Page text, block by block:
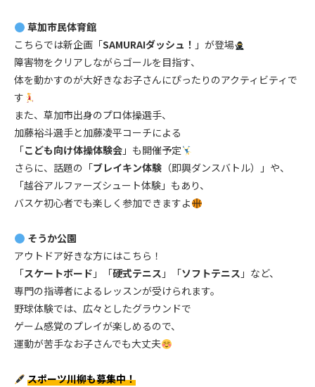
草加市民体育館
こちらでは新企画「SAMURAIダッシュ！ 」が登場
障害物をクリアしながらゴールを目指す、
体を動かすのが大好きなお子さんにぴったりのアクティビティで
す
また、草加市出身のプロ体操選手、
加藤裕斗選手と加藤凌平コーチによる
「こども向け体操体験会 」も開催予定
さらに、話題の「ブレイキン体験 （即興ダンスバトル）」や、
「越谷アルファーズシュート体験」もあり、
バスケ初心者でも楽しく参加できますよ
そうか公園
アウトドア好きな方にはこちら！
「スケートボード 」「硬式テニス 」「ソフトテニス 」など、
専門の指導者によるレッスンが受けられます。
野球体験では、広々としたグラウンドで
ゲーム感覚のプレイが楽しめるので、
運動が苦手なお子さんでも大丈夫
スポーツ川柳も募集中！